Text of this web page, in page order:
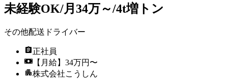
未経験OK/月34万～/4t増トン
その他配送ドライバー
正社員
【月給】34万円〜
株式会社こうしん